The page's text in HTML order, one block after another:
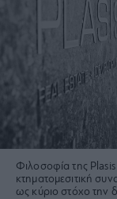
Φιλοσοφία της Plasis
κτηματομεσιτική
ως κύριο στόχο την